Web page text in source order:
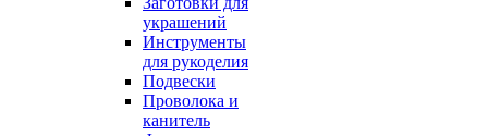
украшений
Инструменты
для рукоделия
Подвески
Проволока и
канитель